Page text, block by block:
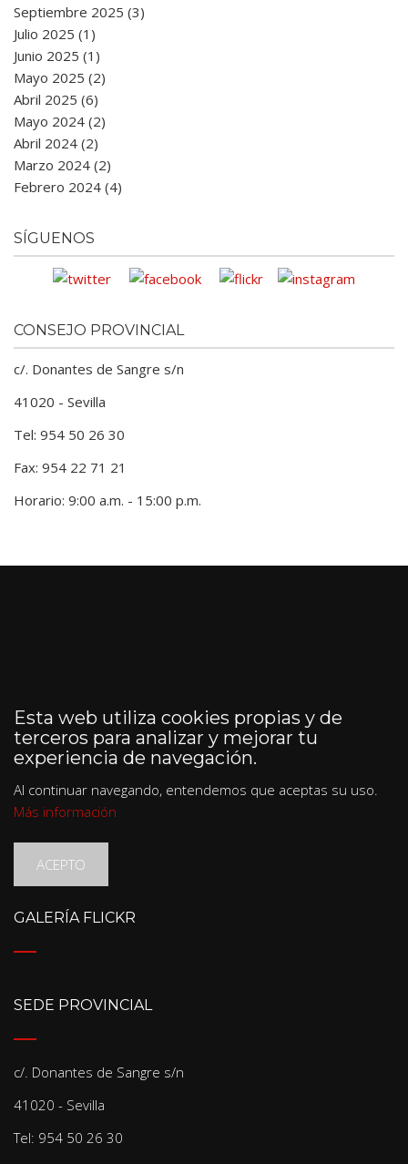
Septiembre 2025 (3)
Julio 2025 (1)
Junio 2025 (1)
Mayo 2025 (2)
Abril 2025 (6)
Mayo 2024 (2)
Abril 2024 (2)
Marzo 2024 (2)
Febrero 2024 (4)
SÍGUENOS
CONSEJO PROVINCIAL
c/. Donantes de Sangre s/n
41020 - Sevilla
Tel: 954 50 26 30
Fax: 954 22 71 21
Horario: 9:00 a.m. - 15:00 p.m.
Esta web utiliza cookies propias y de
terceros para analizar y mejorar tu
experiencia de navegación.
Al continuar navegando, entendemos que aceptas su uso.
Más información
ACEPTO
GALERÍA FLICKR
SEDE PROVINCIAL
c/. Donantes de Sangre s/n
41020 - Sevilla
Tel: 954 50 26 30